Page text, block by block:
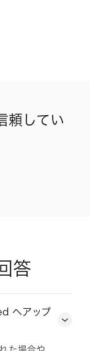
頼してい
答
へアップ